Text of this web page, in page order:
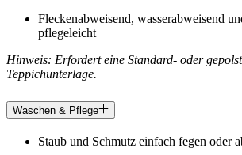
Fleckenabweisend, wasserabweisend
pflegeleicht
Hinweis: Erfordert eine Standard- oder
Teppichunterlage.
Waschen & Pflege
Staub und Schmutz einfach fegen oder